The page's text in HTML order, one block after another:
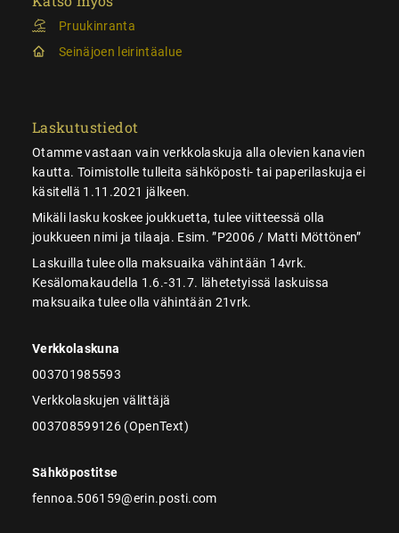
Pruukinranta
Seinäjoen leirintäalue
Laskutustiedot
Otamme vastaan vain verkkolaskuja alla olevien kanavien
kautta. Toimistolle tulleita sähköposti- tai paperilaskuja ei
käsitellä 1.11.2021 jälkeen.
Mikäli lasku koskee joukkuetta, tulee viitteessä olla
joukkueen nimi ja tilaaja. Esim. ”P2006 / Matti Möttönen”
Laskuilla tulee olla maksuaika vähintään 14vrk.
Kesälomakaudella 1.6.-31.7. lähetetyissä laskuissa
maksuaika tulee olla vähintään 21vrk.
Verkkolaskuna
003701985593
Verkkolaskujen välittäjä
003708599126 (OpenText)
Sähköpostitse
fennoa.506159@erin.posti.com